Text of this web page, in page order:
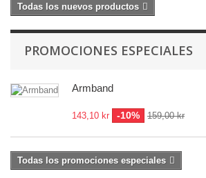
Todas los nuevos productos
PROMOCIONES ESPECIALES
Armband
143,10 kr -10% 159,00 kr
Todas los promociones especiales